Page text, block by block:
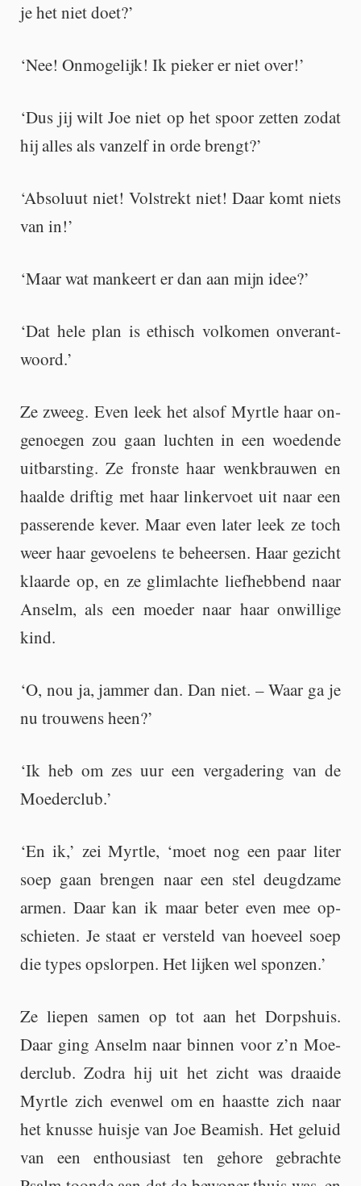
je het niet doet?’
‘Nee! On­mo­ge­lijk! Ik pie­ker er niet over!’
‘Dus jij wilt Joe niet op het spoor zet­ten zodat
hij alles als van­zelf in orde brengt?’
‘Ab­so­luut niet! Vol­strekt niet! Daar komt niets
van in!’
‘Maar wat man­keert er dan aan mijn idee?’
‘Dat hele plan is ethisch vol­ko­men on­ver­ant­
woord.’
Ze zweeg. Even leek het alsof Myrt­le haar on­
ge­noe­gen zou gaan luch­ten in een woe­den­de
uit­bar­sting. Ze frons­te haar wenk­brau­wen en
haal­de drif­tig met haar lin­ker­voet uit naar een
pas­se­ren­de kever. Maar even later leek ze toch
weer haar ge­voe­lens te be­heer­sen. Haar ge­zicht
klaar­de op, en ze glim­lach­te lief­heb­bend naar
An­selm, als een moe­der naar haar on­wil­li­ge
kind.
‘O, nou ja, jam­mer dan. Dan niet. – Waar ga je
nu trou­wens heen?’
‘Ik heb om zes uur een ver­ga­de­ring van de
Moe­der­club.’
‘En ik,’ zei Myrt­le, ‘moet nog een paar liter
soep gaan bren­gen naar een stel deugd­za­me
armen. Daar kan ik maar beter even mee op­
schie­ten. Je staat er ver­steld van hoe­veel soep
die types op­slor­pen. Het lij­ken wel spon­zen.’
Ze lie­pen samen op tot aan het Dorps­huis.
Daar ging An­selm naar bin­nen voor z’n Moe­
der­club. Zodra hij uit het zicht was draai­de
Myrt­le zich even­wel om en haast­te zich naar
het knus­se huis­je van Joe Be­a­mish. Het ge­luid
van een en­thou­si­ast ten ge­ho­re ge­brach­te